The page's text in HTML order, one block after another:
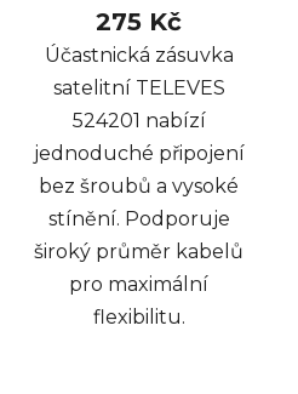
275 Kč
Účastnická zásuvka
satelitní TELEVES
524201 nabízí
jednoduché připojení
bez šroubů a vysoké
stínění. Podporuje
široký průměr kabelů
pro maximální
flexibilitu.